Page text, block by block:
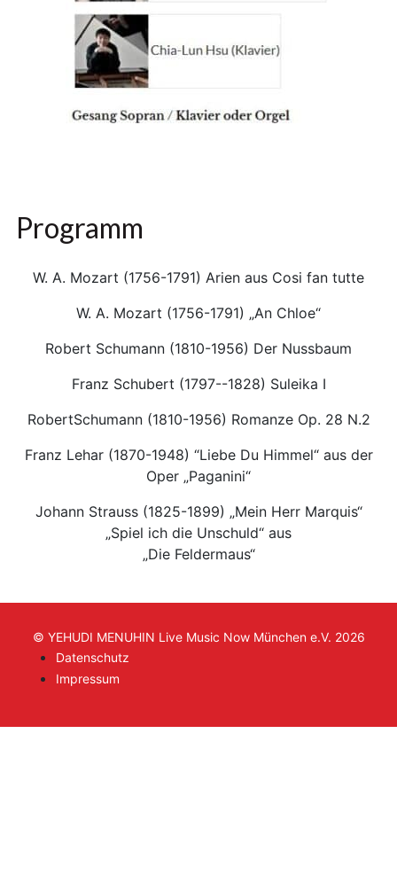
Programm
W. A. Mozart (1756-1791) Arien aus Cosi fan tutte
W. A. Mozart (1756-1791) „An Chloe“
Robert Schumann (1810-1956) Der Nussbaum
Franz Schubert (1797--1828) Suleika I
RobertSchumann (1810-1956) Romanze Op. 28 N.2
Franz Lehar (1870-1948) “Liebe Du Himmel“ aus der
Oper „Paganini“
Johann Strauss (1825-1899) „Mein Herr Marquis“
„Spiel ich die Unschuld“ aus
„Die Feldermaus“
© YEHUDI MENUHIN Live Music Now München e.V. 2026
Datenschutz
Impressum